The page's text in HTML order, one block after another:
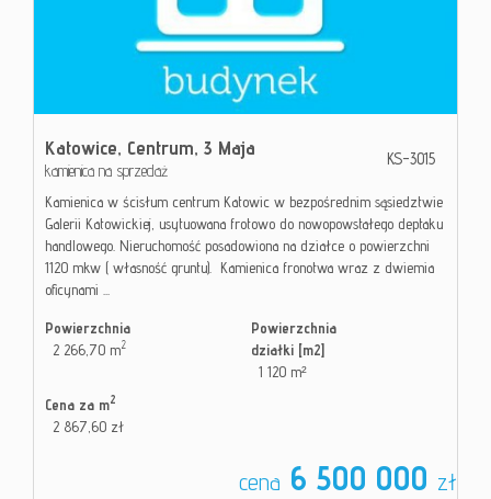
Katowice, Centrum, 3 Maja
kamienica na sprzedaż
KS-3015
Kamienica w ścisłum centrum Katowic w bezpośrednim sąsiedztwie
Galerii Katowickiej, usytuowana frotowo do nowopowstałego deptaku
handlowego. Nieruchomość posadowiona na działce o powierzchni
1120 mkw ( własność gruntu). Kamienica fronotwa wraz z dwiemia
oficynami ...
Powierzchnia
2 266,70 m2
Powierzchnia
działki [m2]
1 120 m²
Cena za m2
2 867,60 zł
cena 6 500 000 zł